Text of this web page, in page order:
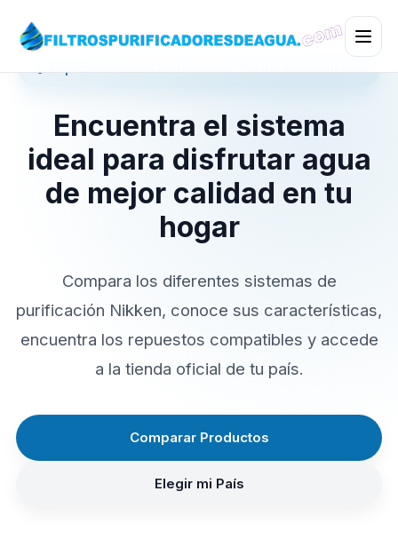
Encuentra el sistema
ideal para disfrutar agua
de mejor calidad en tu
hogar
Compara los diferentes sistemas de
purificación Nikken, conoce sus características,
encuentra los repuestos compatibles y accede
a la tienda oficial de tu país.
Comparar Productos
Elegir mi País